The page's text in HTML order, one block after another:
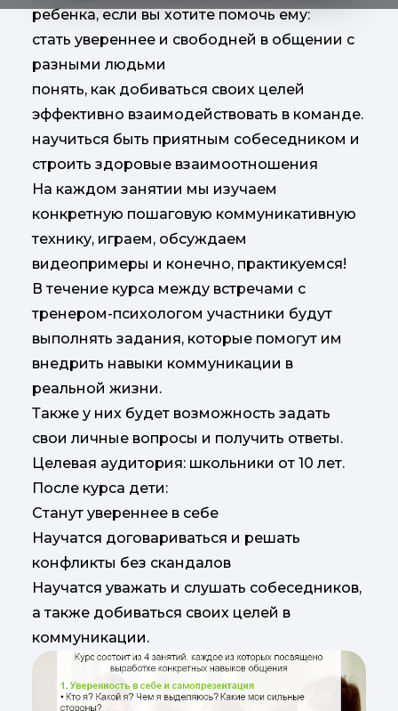
ребенка, если вы хотите помочь ему:
стать увереннее и свободней в общении с
разными людьми
понять, как добиваться своих целей
эффективно взаимодействовать в команде.
научиться быть приятным собеседником и
строить здоровые взаимоотношения
На каждом занятии мы изучаем
конкретную пошаговую коммуникативную
технику, играем, обсуждаем
видеопримеры и конечно, практикуемся!
В течение курса между встречами с
тренером-психологом участники будут
выполнять задания, которые помогут им
внедрить навыки коммуникации в
реальной жизни.
Также у них будет возможность задать
свои личные вопросы и получить ответы.
Целевая аудитория: школьники от 10 лет.
После курса дети:
Станут увереннее в себе
Научатся договариваться и решать
конфликты без скандалов
Научатся уважать и слушать собеседников,
а также добиваться своих целей в
коммуникации.